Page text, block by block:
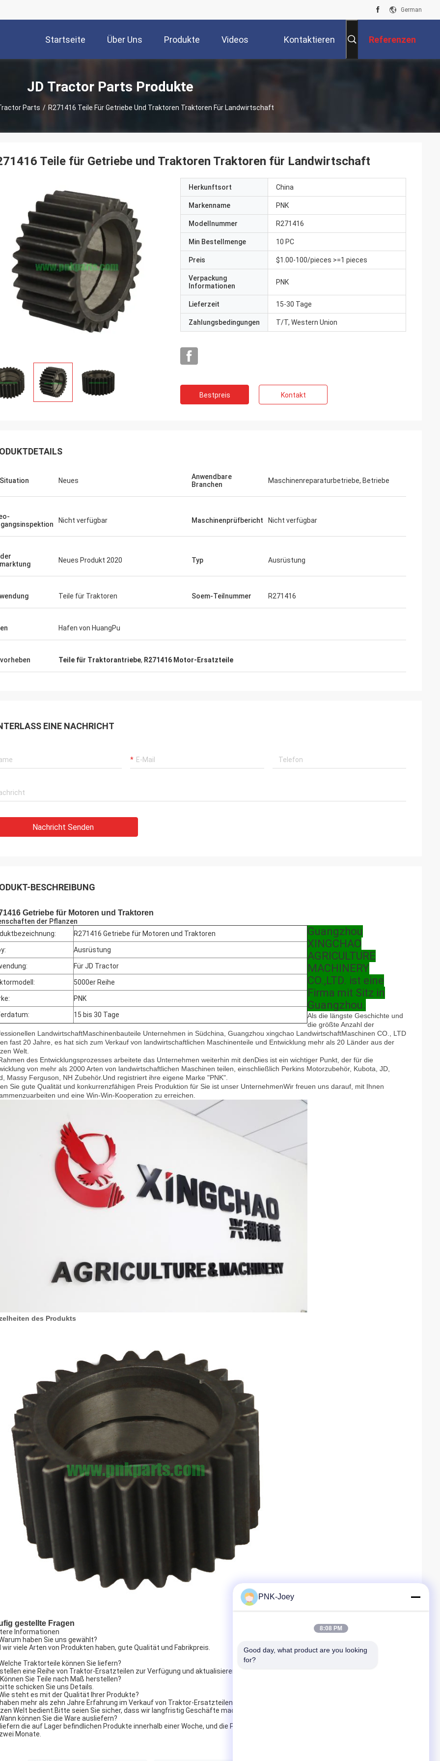
German
Startseite Über Uns Produkte Videos Kontaktieren Referenzen
JD Tractor Parts Produkte
Parts / R271416 Teile Für Getriebe Und Traktoren Traktoren Für Landwirtschaft
Teile für Getriebe und Traktoren Traktoren für Landwirtschaft
Herkunftsort China
Markenname PNK
Modellnummer R271416
Min Bestellmenge 10 PC
Preis $1.00-100/pieces >=1 pieces
Verpackung
Informationen
PNK
Lieferzeit 15-30 Tage
Zahlungsbedingungen T/T, Western Union
Bestpreis Kontakt
Neues
Anwendbare
Branchen
Maschinenreparaturbetriebe, Betriebe
Nicht verfügbar Maschinenprüfbericht Nicht verfügbar
Neues Produkt 2020 Typ Ausrüstung
Teile für Traktoren Soem-Teilnummer R271416
Hafen von HuangPu
Teile für Traktorantriebe, R271416 Motor-Ersatzteile
EINE NACHRICHT
Nachricht Senden
BESCHREIBUNG
Getriebe für Motoren und Traktoren
der Pflanzen
R271416 Getriebe für Motoren und Traktoren
Ausrüstung
Für JD Tractor
5000er Reihe
PNK
15 bis 30 Tage
Guangzhou
XINGCHAO
AGRICULTURE
MACHINERY
CO.,LTD. ist eine
Firma mit Sitz in
Guangzhou.
Als die längste Geschichte und
die größte Anzahl der
LandwirtschaftMaschinenbauteile Unternehmen in Südchina, Guangzhou xingchao LandwirtschaftMaschinen CO., LTD
fast 20 Jahre, es hat sich zum Verkauf von landwirtschaftlichen Maschinenteile und Entwicklung mehr als 20 Länder aus der
Welt.
des Entwicklungsprozesses arbeitete das Unternehmen weiterhin mit denDies ist ein wichtiger Punkt, der für die
von mehr als 2000 Arten von landwirtschaftlichen Maschinen teilen, einschließlich Perkins Motorzubehör, Kubota, JD,
Massy Ferguson, NH Zubehör.Und registriert ihre eigene Marke "PNK".
Sie gute Qualität und konkurrenzfähigen Preis Produktion für Sie ist unser UnternehmenWir freuen uns darauf, mit Ihnen
und eine Win-Win-Kooperation zu erreichen.
des Produkts
gestellte Fragen
Informationen
haben Sie uns gewählt?
wir viele Arten von Produkten haben, gute Qualität und Fabrikpreis.
Traktorteile können Sie liefern?
eine Reihe von Traktor-Ersatzteilen zur Verfügung und aktualisieren die Produkte ständig.
Sie Teile nach Maß herstellen?
schicken Sie uns Details.
steht es mit der Qualität Ihrer Produkte?
mehr als zehn Jahre Erfahrung im Verkauf von Traktor-Ersatzteilen und haben Kunden in mehr als 20 Ländern auf der
Welt bedient.Bitte seien Sie sicher, dass wir langfristig Geschäfte machen können..
können Sie die Ware ausliefern?
die auf Lager befindlichen Produkte innerhalb einer Woche, und die Produkte, die angepasst werden müssen, brauchen ein
Monate.
PNK-Joey
8:08 PM
Good day, what product are you looking
for?